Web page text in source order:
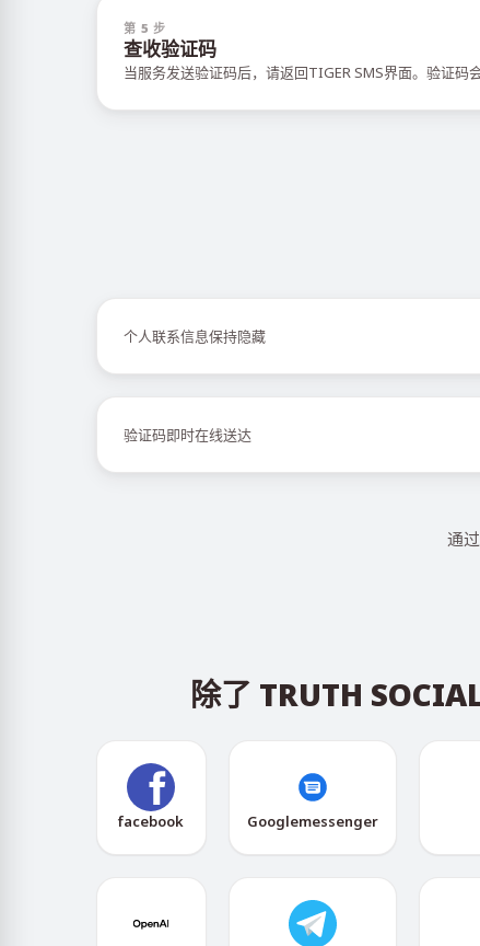
第 5 步
查收验证码
当服务发送验证码后，请返回TIGER SMS界面。验证码
个人联系信息保持隐藏
验证码即时在线送达
通
除了 TRUTH
facebook Googlemessenger